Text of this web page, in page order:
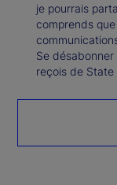
je pourrais
comprends
Se
reçois de State